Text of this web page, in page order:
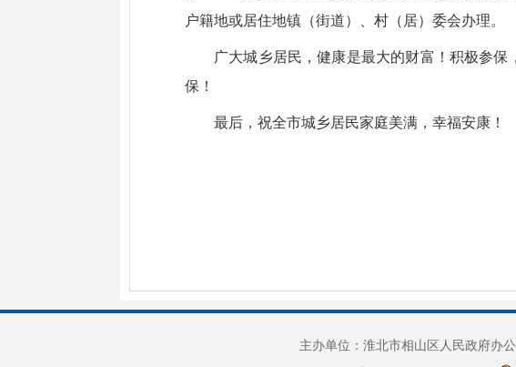
户籍地或居住地镇（街道）、村（居）委会办理。
广大城乡居民，健康是最大的财富！积极参
保！
最后，祝全市城乡居民家庭美满，幸福安康！
主办单位：淮北市相山区人民政府